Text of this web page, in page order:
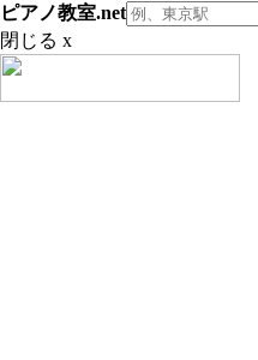
ピアノ教室.net
閉じる x